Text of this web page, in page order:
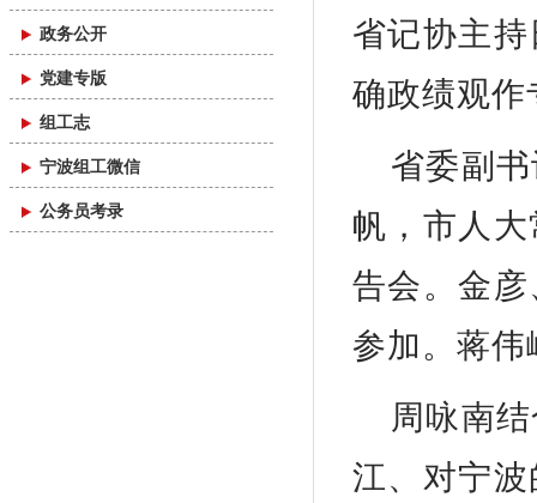
政务公开
党建专版
组工志
宁波组工微信
公务员考录
省记协主
确政绩观作
省委副
帆，市人
告会。金
参加。蒋伟
周咏南
江、对宁